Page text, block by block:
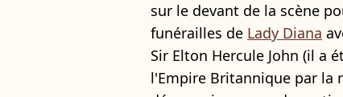
sur le devant de la scène
funérailles de Lady Diana
Sir Elton Hercule John (il a
l'Empire Britannique par la